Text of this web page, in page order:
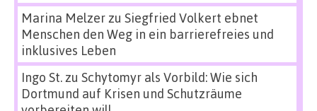
Marina Melzerzu Siegfried Volkert ebnet
Menschen den Weg in ein barrierefreies und
inklusives Leben
Ingo St.zu Schytomyr als Vorbild: Wie sich
Dortmund auf Krisen und Schutzräume